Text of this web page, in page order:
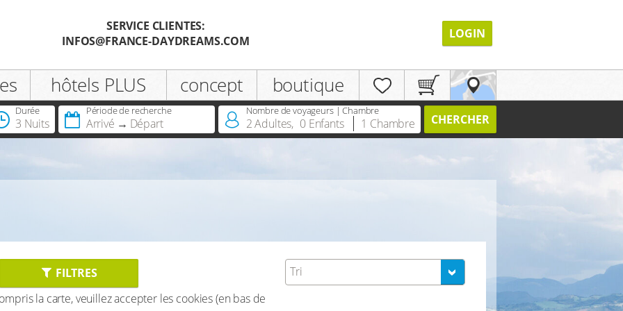
Enregistrer
Civilité
SERVICE CLIENTES:
INFOS@FRANCE-DAYDREAMS.COM
LOGIN
hôtels PLUS concept boutique
Durée
3 Nuits
Période de recherche
Arrivé Départ
Nombre de voyageurs | Chambre
2 Adultes, 0 Enfants 1 Chambre CHERCHER
FILTRES
la carte, veuillez accepter les cookies (en bas de
Tri